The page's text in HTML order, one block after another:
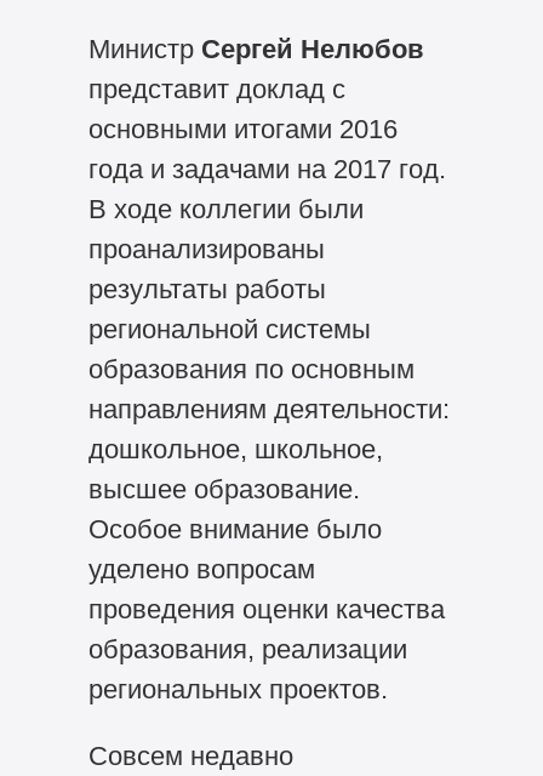
Министр Сергей Нелюбов
представит доклад с
основными итогами 2016
года и задачами на 2017 год.
В ходе коллегии были
проанализированы
результаты работы
региональной системы
образования по основным
направлениям деятельности:
дошкольное, школьное,
высшее образование.
Особое внимание было
уделено вопросам
проведения оценки качества
образования, реализации
региональных проектов.
Совсем недавно